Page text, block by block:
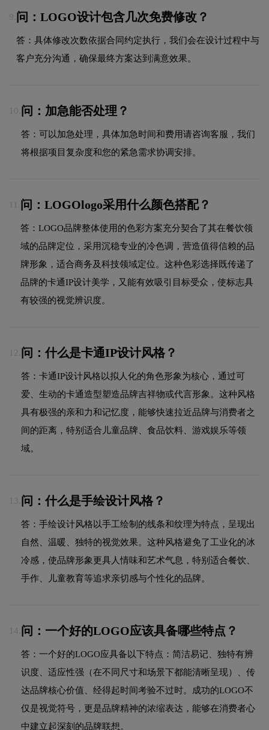
9. 问：LOGO设计包含几次免费修改？
答：具体修改次数依据合同约定执行，我们会在设计过程中与
客户充分沟通，确保最终方案达到满意效果。
10. 问：加急能否处理？
答：可以加急处理，具体加急时间和费用请咨询客服，我们
将根据项目复杂度和您的紧急需求协调安排。
问：LOGOlogo采用什么颜色搭配？
答：LOGO品牌整体使用的色彩方案充分契合了其在餐饮领
域的品牌定位，采用沉稳专业的冷色调，营造值得信赖的品
牌形象，适合商务及科技领域定位。这种色彩选择既传递了
品牌的卡通IP设计美学，又能有效吸引目标受众，使标志具
有较强的视觉辨识度。
12. 问：什么是卡通IP设计风格？
答：卡通IP设计风格以拟人化的角色形象为核心，通过可
爱、生动的卡通造型塑造品牌吉祥物或代言形象。这种风格
具有极强的亲和力和记忆度，能够快速拉近品牌与消费者之
间的距离，特别适合儿童品牌、食品饮料、游戏娱乐等领
域。
13. 问：什么是手绘设计风格？
答：手绘设计风格以手工绘制的线条和纹理为特点，呈现出
自然、温暖、独特的视觉效果。这种风格避免了工业化的冰
冷感，使品牌形象更具人情味和艺术气息，特别适合餐饮、
手作、儿童教育等追求亲切感与个性化的品牌。
14. 问：一个好的LOGO应该具备哪些特点？
答：一个好的LOGO应具备以下特点：简洁易记、独特有辨
识度、适应性强（在不同尺寸和场景下都能清晰呈现）、传
达品牌核心价值、经得起时间考验不过时。成功的LOGO不
仅是视觉符号，更是品牌精神的浓缩表达，能够在消费者心
中建立起深刻的品牌联想。